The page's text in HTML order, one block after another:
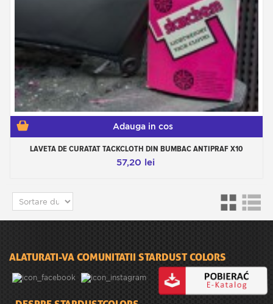
Adauga in cos
LAVETA DE CURATAT TACKCLOTH DIN BUMBAC ANTIPRAF X10
57,20 lei
ALATURATI-VA COMUNITATII STARDUST COLORS